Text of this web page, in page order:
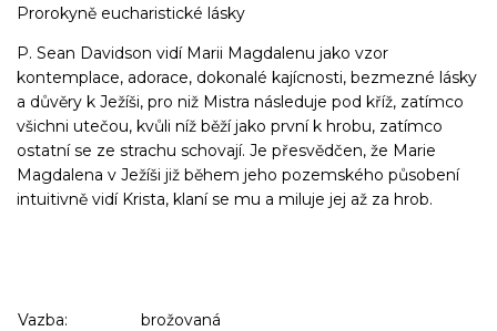
Prorokyně eucharistické lásky
P. Sean Davidson vidí Marii Magdalenu jako vzor
kontemplace, adorace, dokonalé kajícnosti, bezmezné lásky
a důvěry k Ježíši, pro niž Mistra následuje pod kříž, zatímco
všichni utečou, kvůli níž běží jako první k hrobu, zatímco
ostatní se ze strachu schovají. Je přesvědčen, že Marie
Magdalena v Ježíši již během jeho pozemského působení
intuitivně vidí Krista, klaní se mu a miluje jej až za hrob.
Vazba:
brožovaná